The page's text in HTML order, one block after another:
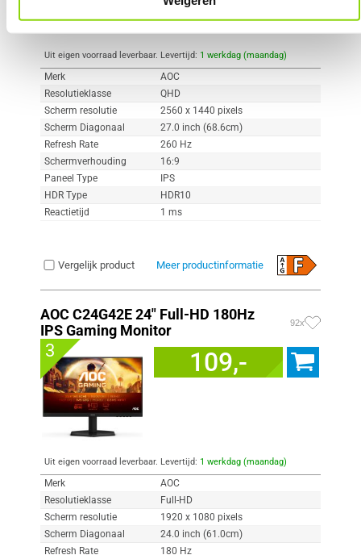
Uit eigen voorraad leverbaar. Levertijd: 1 werkdag (maandag)
Merk
AOC
Resolutieklasse
QHD
Scherm resolutie
2560 x 1440 pixels
Scherm Diagonaal
27.0 inch (68.6cm)
Refresh Rate
260 Hz
Schermverhouding
16:9
Paneel Type
IPS
HDR Type
HDR10
Reactietijd
1 ms
Vergelijk product Meer productinformatie
AOC C24G42E 24" Full-HD 180Hz
IPS Gaming Monitor
92x
3 109,-
Uit eigen voorraad leverbaar. Levertijd: 1 werkdag (maandag)
Merk
AOC
Resolutieklasse
Full-HD
Scherm resolutie
1920 x 1080 pixels
Scherm Diagonaal
24.0 inch (61.0cm)
Refresh Rate
180 Hz